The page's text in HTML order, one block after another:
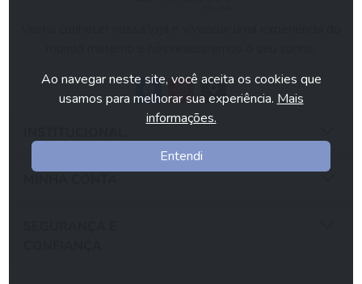
Ao navegar neste site, você aceita os cookies que
usamos para melhorar sua experiência. Mais
informações.
Entendi